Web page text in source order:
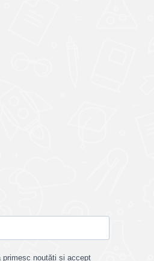
primesc noutăți și accept